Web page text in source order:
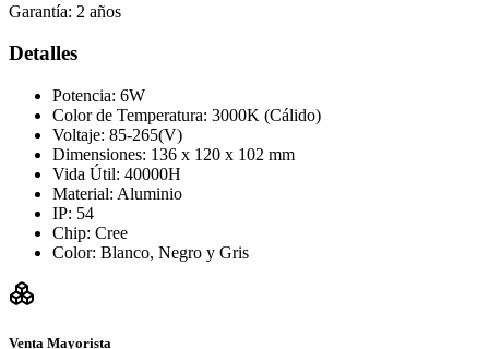
Garantía: 2 años
Detalles
Potencia: 6W
Color de Temperatura: 3000K (Cálido)
Voltaje: 85-265(V)
Dimensiones: 136 x 120 x 102 mm
Vida Útil: 40000H
Material: Aluminio
IP: 54
Chip: Cree
Color: Blanco, Negro y Gris
Venta Mayorista